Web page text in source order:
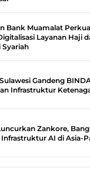
Bank Muamalat
Layanan Haji
Gandeng
Infrastruktur
Zankore,
AI di Asia-